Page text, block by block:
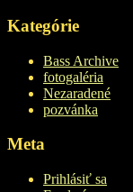
Kategórie
Bass Archive
fotogaléria
Nezaradené
pozvánka
Meta
Prihlásiť sa